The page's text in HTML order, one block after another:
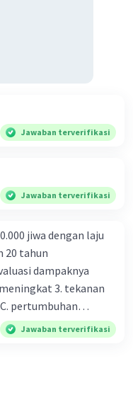
Jawaban terverifikasi
Jawaban terverifikasi
jiwa dengan laju
20 tahun
dampaknya
3. tekanan
pertumbuhan
D. tidak
penduduk penting
Jawaban terverifikasi